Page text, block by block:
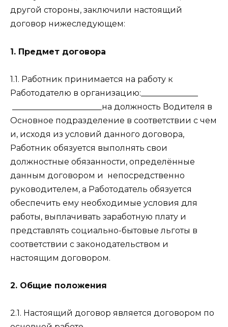
другой стороны, заключили настоящий
договор нижеследующем:
1. Предмет договора
1.1. Работник принимается на работу к
Работодателю в организацию:______________
______________________на должность Водителя в
Основное подразделение в соответствии с чем
и, исходя из условий данного договора,
Работник обязуется выполнять свои
должностные обязанности, определённые
данным договором и непосредственно
руководителем, а Работодатель обязуется
обеспечить ему необходимые условия для
работы, выплачивать заработную плату и
представлять социально-бытовые льготы в
соответствии с законодательством и
настоящим договором.
2. Общие положения
2.1. Настоящий договор является договором по